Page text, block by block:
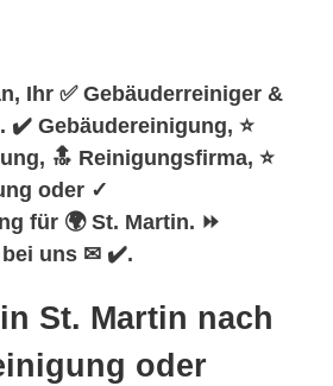
Ihr ✅ Gebäuderreiniger &
✔️ Gebäudereinigung, ⭐
🔝 Reinigungsfirma, ⭐
oder ✓
für 🌍 St. Martin. ⏩
bei uns ✉ ✔️.
St. Martin nach
oder